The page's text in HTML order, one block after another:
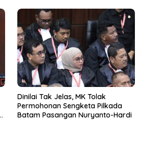
Dinilai Tak Jelas, MK Tolak
Permohonan Sengketa Pilkada
Batam Pasangan Nuryanto-Hardi